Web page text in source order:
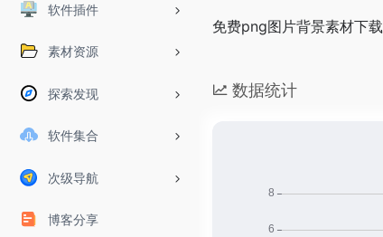
软件插件
素材资源
探索发现
软件集合
次级导航
博客分享
免费png图片背景素材下载
数据统计